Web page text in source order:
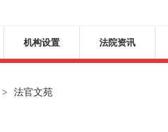
机构设置 法院资讯
> 法官文苑